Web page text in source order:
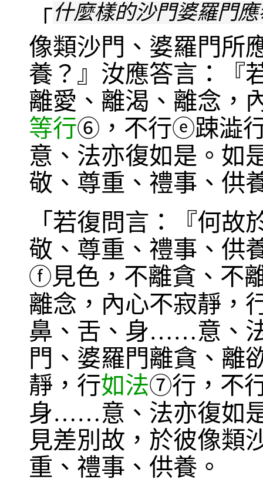
「 什麼樣的沙門婆羅門
像類沙門、婆羅門所
養？』汝應答言：『
離愛、離渴、離念，
等行⑥ ，不行ⓔ踈澁
意、法亦復如是。如
敬、尊重、禮事、供
「若復問言：『何故
敬、尊重、禮事、供
ⓕ見色，不離貪、不
離念，內心不寂靜，
鼻、舌、身……意、
門、婆羅門離貪、離
靜，行如法⑦行，不
身……意、法亦復如
見差別故，於彼像類
重、禮事、供養。